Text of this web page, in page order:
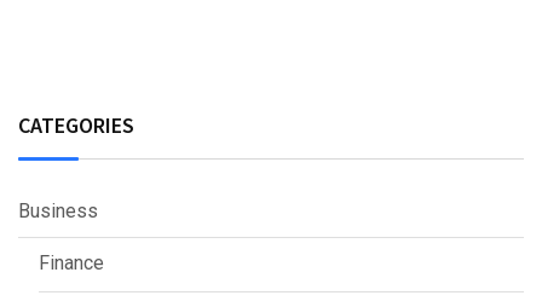
CATEGORIES
Business
Finance